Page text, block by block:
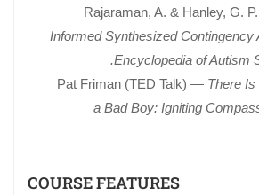
Informed Synthesized Contingency
Encyclopedia of Autism
There
a Bad Boy: Igniting
COURSE FEATURES